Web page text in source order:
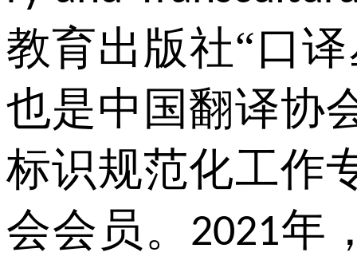
教育出版社“口
也是中国翻译协
标识规范化工作
会会员。 2021年